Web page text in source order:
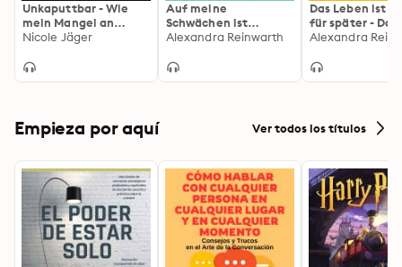
Unkaputtbar - Wie
mein Mangel an
Selbstwert zum
wie ich da wieder raus
Nicole Jäger
Auf meine
Schwächen ist
wenigstens Verlass:
wenn du deine Fehler
Alexandra Reinwarth
Das Leben ist
für später - Das
Hörbuch: Ein
, das dein Leben
Alexandra
Empieza por aquí Ver todos los títulos